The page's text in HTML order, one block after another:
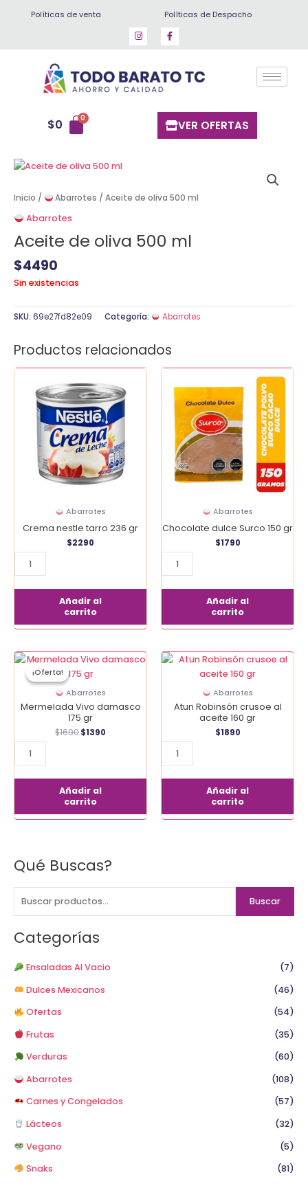
Políticas de venta Políticas de Despacho
$0 VER OFERTAS
Qué Buscas?
B
c
a
p
:
Buscar
Categorías
Ensaladas Al Vacio
(7)
Dulces Mexicanos
(46)
Ofertas
(54)
Frutas
(35)
Verduras
(60)
Abarrotes
(108)
Carnes y Congelados
(57)
Lácteos
(32)
Vegano
(5)
Snaks
(81)
Inicio / Abarrotes / Aceite de oliva 500 ml
Abarrotes
Aceite de oliva 500 ml
$4490
Sin existencias
SKU: 69e27fd82e09 Categoría: Abarrotes
Productos relacionados
Abarrotes
Crema nestle tarro 236 gr
$2290
nestle
tarro
cantidad
Añadir al
carrito
Abarrotes
Chocolate dulce Surco 150 gr
$1790
dulce
Surco
cantidad
Añadir al
carrito
¡Oferta!
¡Oferta!
Abarrotes
Mermelada Vivo damasco
175 gr
$1690
El
precio
original
$1690.
$1390
El
precio
Mermelada
Vivo
damasco
175
cantidad
Añadir al
carrito
Abarrotes
Atun Robinsón crusoe al
aceite 160 gr
$1890
Atun
Robinsón
gr
cantidad
Añadir al
carrito